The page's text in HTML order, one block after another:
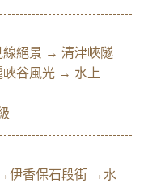
線絕景 → 清津峽隧
峽谷風光 → 水上
伊香保石段街 →水